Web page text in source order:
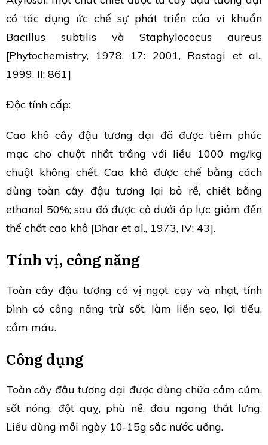
có tác dụng ức chế sự phát triển của vi khuẩn
Bacillus subtilis và Staphylococus aureus
[Phytochemistry, 1978, 17: 2001, Rastogi et al.,
1999. II: 861]
Độc tính cấp:
Cao khô cây đậu tương dại đã được tiêm phúc
mạc cho chuột nhắt trắng với liều 1000 mg/kg
chuột không chết. Cao khô được chế bằng cách
dùng toàn cây đậu tương lại bỏ rễ, chiết bằng
ethanol 50%; sau đó được cô dưới áp lực giảm đến
thể chất cao khô [Dhar et al., 1973, IV: 43].
Tính vị, công năng
Toàn cây đậu tương có vị ngọt, cay và nhạt, tính
bình có công năng trừ sốt, làm liền sẹo, lợi tiểu,
cầm máu.
Công dụng
Toàn cây đậu tương dại được dùng chữa cảm cúm,
sốt nóng, đột quỵ, phù nề, đau ngang thắt lưng.
Liều dùng mỗi ngày 10-15g sắc nước uống.